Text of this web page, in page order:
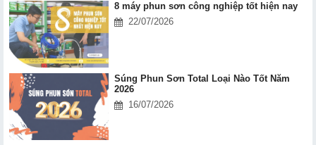
8 máy phun sơn công nghiệp tốt hiện nay
22/07/2026
Súng Phun Sơn Total Loại Nào Tốt Năm
2026
16/07/2026